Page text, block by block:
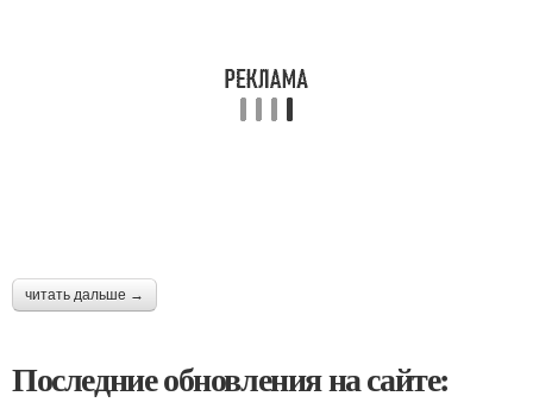
читать дальше →
Последние обновления на сайте: